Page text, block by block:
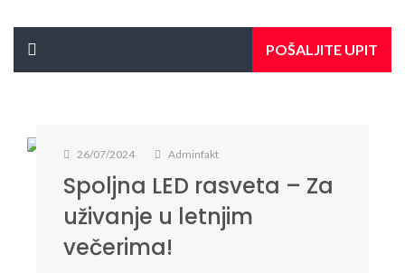
POŠALJITE UPIT
26/07/2024 Adminfakt
Spoljna LED rasveta – Za
uživanje u letnjim
večerima!